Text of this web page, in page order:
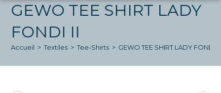
GEWO TEE SHIRT LADY
FONDI II
Accueil > Textiles > Tee-Shirts > GEWO TEE SHIRT LADY FONDI II